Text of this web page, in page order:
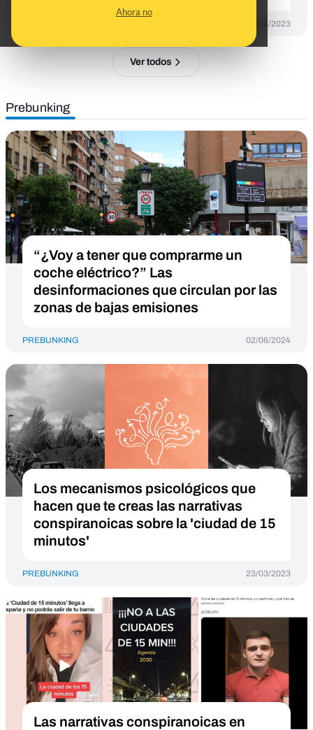
Ahora no
09/03/2023
Ver todos
Prebunking
“¿Voy a tener que comprarme un
coche eléctrico?” Las
desinformaciones que circulan por las
zonas de bajas emisiones
PREBUNKING 02/06/2024
Los mecanismos psicológicos que
hacen que te creas las narrativas
conspiranoicas sobre la 'ciudad de 15
minutos'
PREBUNKING 23/03/2023
Las narrativas conspiranoicas en